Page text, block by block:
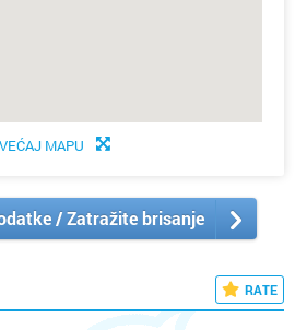
MAPU
/ Zatražite brisanje
RATE